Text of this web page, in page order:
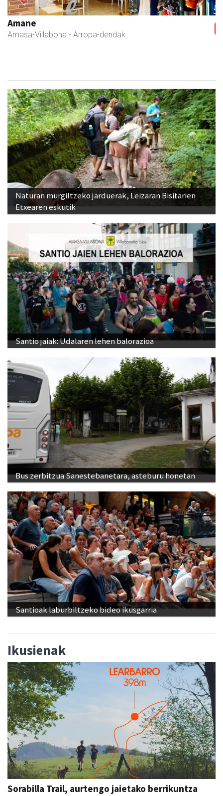
Fleming Herri Eskola
Amasa-Villabona - Hezkuntza
Previous Next
Naturan murgiltzeko jarduerak, Leizaran Bisitarien
Etxearen eskutik
Santio jaiak: Udalaren lehen balorazioa
Bus zerbitzua Sanestebanetara, asteburu honetan
Santioak laburbiltzeko bideo ikusgarria
Ikusienak
Sorabilla Trail, aurtengo jaietako berrikuntza